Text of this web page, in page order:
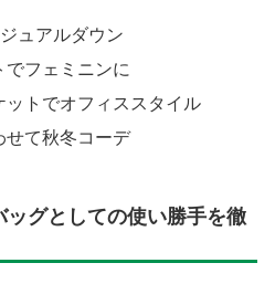
ュアルダウン
でフェミニンに
ットでオフィススタイル
せて秋冬コーデ
ッグとしての使い勝手を徹